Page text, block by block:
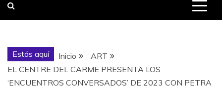
Estás aquí Inicio
ART
EL CENTRE DEL CARME PRESENTA LOS
‘ENCUENTROS CONVERSADOS’ DE 2023 CON PETRA